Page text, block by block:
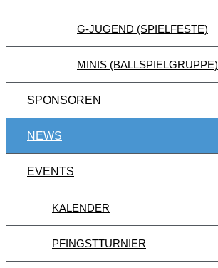
G-JUGEND (SPIELFESTE)
MINIS (BALLSPIELGRUPPE)
SPONSOREN
NEWS
EVENTS
KALENDER
PFINGSTTURNIER